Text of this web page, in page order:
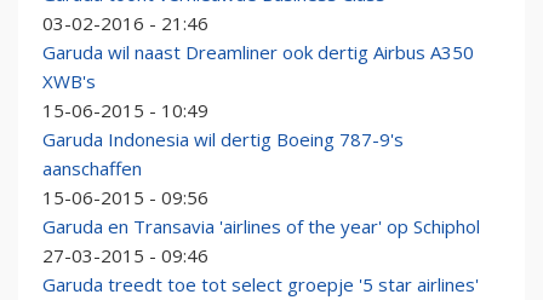
03-02-2016 - 21:46
Garuda wil naast Dreamliner ook dertig Airbus A350
XWB's
15-06-2015 - 10:49
Garuda Indonesia wil dertig Boeing 787-9's
aanschaffen
15-06-2015 - 09:56
Garuda en Transavia 'airlines of the year' op Schiphol
27-03-2015 - 09:46
Garuda treedt toe tot select groepje '5 star airlines'